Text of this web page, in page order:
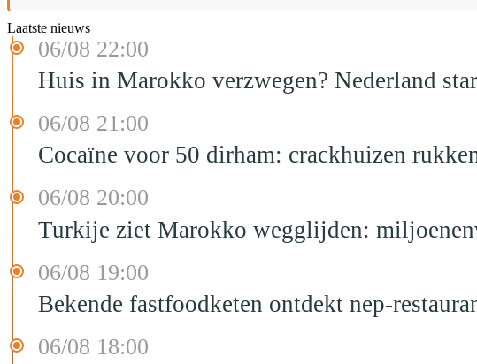
Laatste nieuws
06/08 22:00
Huis in Marokko verzwegen? Nederland
06/08 21:00
Cocaïne voor 50 dirham: crackhuizen
06/08 20:00
Turkije ziet Marokko wegglijden:
06/08 19:00
Bekende fastfoodketen ontdekt nep-
06/08 18:00